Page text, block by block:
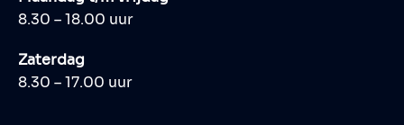
8.30 – 18.00 uur
Zaterdag
8.30 – 17.00 uur